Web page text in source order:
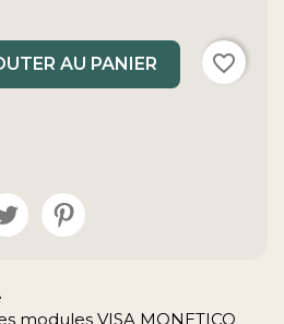
AU PANIER favorite_border
modules VISA MONETICO